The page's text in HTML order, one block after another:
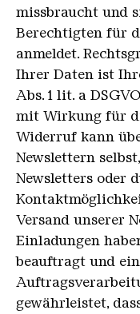
missbraucht und
Berechtigten für
anmeldet.
Ihrer Daten ist
Abs. 1 lit. a
mit Wirkung für
Widerruf kann
Newslettern
Newsletters oder
Versand unserer
Einladungen
beauftragt und
gewährleistet,